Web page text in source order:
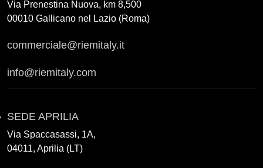
Via Prenestina Nuova, km 8,500
00010 Gallicano nel Lazio (Roma)
commerciale@riemitaly.it
info@riemitaly.com
SEDE APRILIA
Via Spaccasassi, 1A,
04011, Aprilia (LT)